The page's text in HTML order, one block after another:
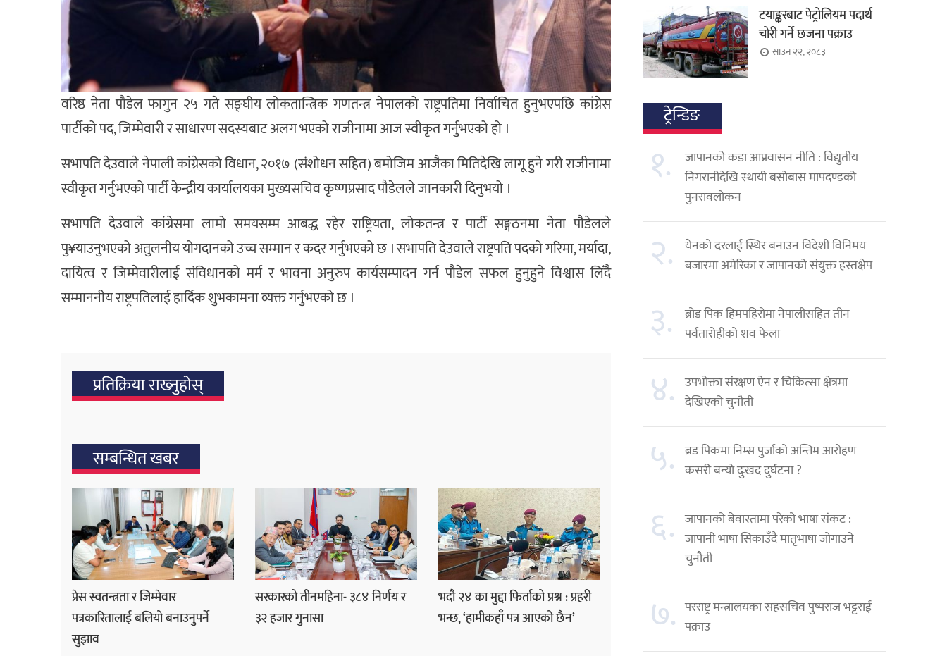
वरिष्ठ नेता पौडेल फागुन २५ गते सङ्घीय लोकतान्त्रिक गणतन्त्र नेपालको राष्ट्रपतिमा निर्वाचित हुनुभएपछि कांग्रेस
पार्टीको पद, जिम्मेवारी र साधारण सदस्यबाट अलग भएको राजीनामा आज स्वीकृत गर्नुभएको हो ।
सभापति देउवाले नेपाली कांग्रेसको विधान, २०१७ (संशोधन सहित) बमोजिम आजैका मितिदेखि लागू हुने गरी राजीनामा
स्वीकृत गर्नुभएको पार्टी केन्द्रीय कार्यालयका मुख्यसचिव कृष्णप्रसाद पौडेलले जानकारी दिनुभयो ।
सभापति देउवाले कांग्रेसमा लामो समयसम्म आबद्ध रहेर राष्ट्रियता, लोकतन्त्र र पार्टी सङ्गठनमा नेता पौडेलले
पु¥याउनुभएको अतुलनीय योगदानको उच्च सम्मान र कदर गर्नुभएको छ । सभापति देउवाले राष्ट्रपति पदको गरिमा, मर्यादा,
दायित्व र जिम्मेवारीलाई संविधानको मर्म र भावना अनुरुप कार्यसम्पादन गर्न पौडेल सफल हुनुहुने विश्वास लिँदै
सम्माननीय राष्ट्रपतिलाई हार्दिक शुभकामना व्यक्त गर्नुभएको छ ।
प्रतिक्रिया राख्‍नुहोस्
सम्बन्धित खबर
प्रेस स्वतन्त्रता र जिम्मेवार
पत्रकारितालाई बलियो बनाउनुपर्ने
सुझाव
सरकारको तीनमहिना- ३८४ निर्णय र
३२ हजार गुनासा
भदौ २४ का मुद्दा फिर्ताको प्रश्न : प्रहरी
भन्छ, ‘हामीकहाँ पत्र आएको छैन’
टयाङ्करबाट पेट्रोलियम पदार्थ
चोरी गर्ने छजना पक्राउ
साउन २२, २०८३
ट्रेन्डिङ
१.
जापानको कडा आप्रवासन नीति : विद्युतीय
निगरानीदेखि स्थायी बसोबास मापदण्डको
पुनरावलोकन
२.
येनको दरलाई स्थिर बनाउन विदेशी विनिमय
बजारमा अमेरिका र जापानको संयुक्त हस्तक्षेप
३.
ब्रोड पिक हिमपहिरोमा नेपालीसहित तीन
पर्वतारोहीको शव फेला
४. उपभोक्ता संरक्षण ऐन र चिकित्सा क्षेत्रमा
देखिएको चुनौती
५. ब्रड पिकमा निम्स पुर्जाको अन्तिम आरोहण
कसरी बन्यो दुःखद दुर्घटना ?
६. जापानको बेवास्तामा परेको भाषा संकट :
जापानी भाषा सिकाउँदै मातृभाषा जोगाउने
चुनौती
७. परराष्ट्र मन्त्रालयका सहसचिव पुष्पराज भट्टराई
पक्राउ